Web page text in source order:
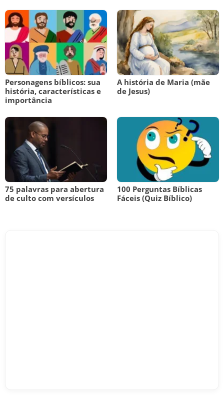
Personagens bíblicos: sua
história, características e
importância
A história de Maria (mãe
de Jesus)
75 palavras para abertura
de culto com versículos
100 Perguntas Bíblicas
Fáceis (Quiz Bíblico)